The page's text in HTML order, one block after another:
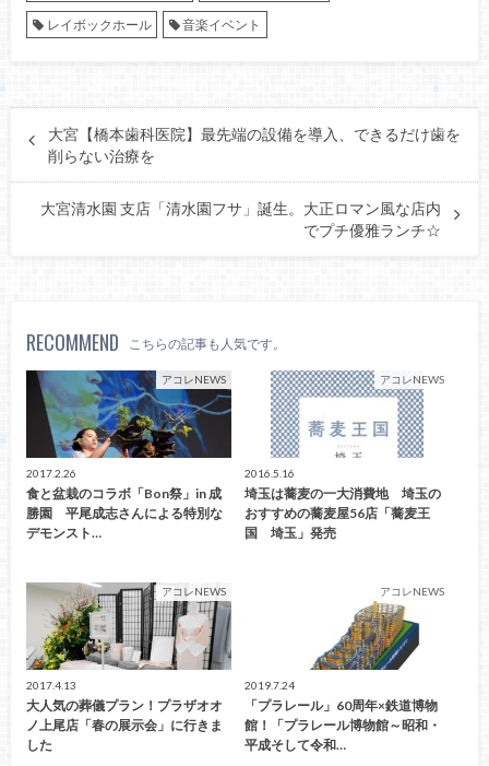
レイボックホール 音楽イベント
大宮【橋本歯科医院】最先端の設備を導入、できるだけ歯を
削らない治療を
大宮清水園 支店「清水園フサ」誕生。大正ロマン風な店内
でプチ優雅ランチ☆
RECOMMEND こちらの記事も人気です。
アコレNEWS
2017.2.26
食と盆栽のコラボ「Bon祭」in 成
勝園 平尾成志さんによる特別な
デモンスト…
アコレNEWS
2016.5.16
埼玉は蕎麦の一大消費地 埼玉の
おすすめの蕎麦屋56店「蕎麦王
国 埼玉」発売
アコレNEWS
2017.4.13
大人気の葬儀プラン！プラザオオ
ノ上尾店「春の展示会」に行きま
した
アコレNEWS
2019.7.24
「プラレール」60周年×鉄道博物
館！「プラレール博物館～昭和・
平成そして令和…